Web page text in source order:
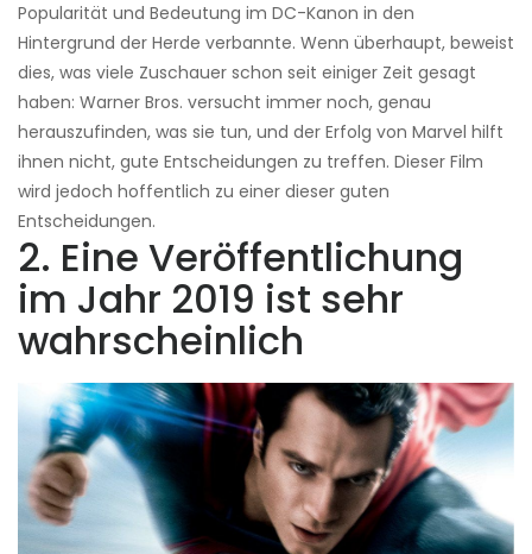
Popularität und Bedeutung im DC-Kanon in den
Hintergrund der Herde verbannte. Wenn überhaupt, beweist
dies, was viele Zuschauer schon seit einiger Zeit gesagt
haben: Warner Bros. versucht immer noch, genau
herauszufinden, was sie tun, und der Erfolg von Marvel hilft
ihnen nicht, gute Entscheidungen zu treffen. Dieser Film
wird jedoch hoffentlich zu einer dieser guten
Entscheidungen.
2. Eine Veröffentlichung
im Jahr 2019 ist sehr
wahrscheinlich